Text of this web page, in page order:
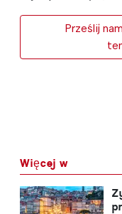
Prześlij
Więcej w